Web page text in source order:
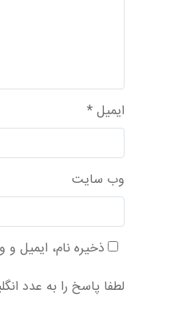
ایمیل*
وب‌ سایت
ذخیره نام، ایمیل
لطفا پاسخ را به عدد